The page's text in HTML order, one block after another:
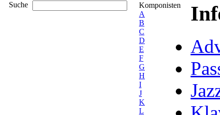
Suche
Komponisten
A
B
C
D
E
F
G
H
I
J
K
L